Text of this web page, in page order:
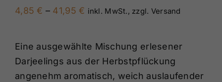
4,85€ – 41,95€ Preisspanne:
inkl. MwSt., zzgl. Versand
Eine ausgewählte Mischung erlesener
Darjeelings aus der Herbstpflückung
angenehm aromatisch, weich auslaufender